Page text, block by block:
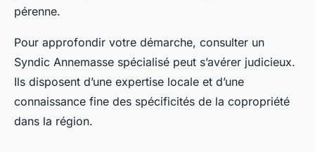
pérenne.
Pour approfondir votre démarche, consulter un
Syndic Annemasse spécialisé peut s’avérer judicieux.
Ils disposent d’une expertise locale et d’une
connaissance fine des spécificités de la copropriété
dans la région.